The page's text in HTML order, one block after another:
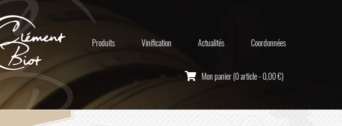
Produits Vinification Actualités Coordonnées
Mon panier (0 article - 0,00 €)